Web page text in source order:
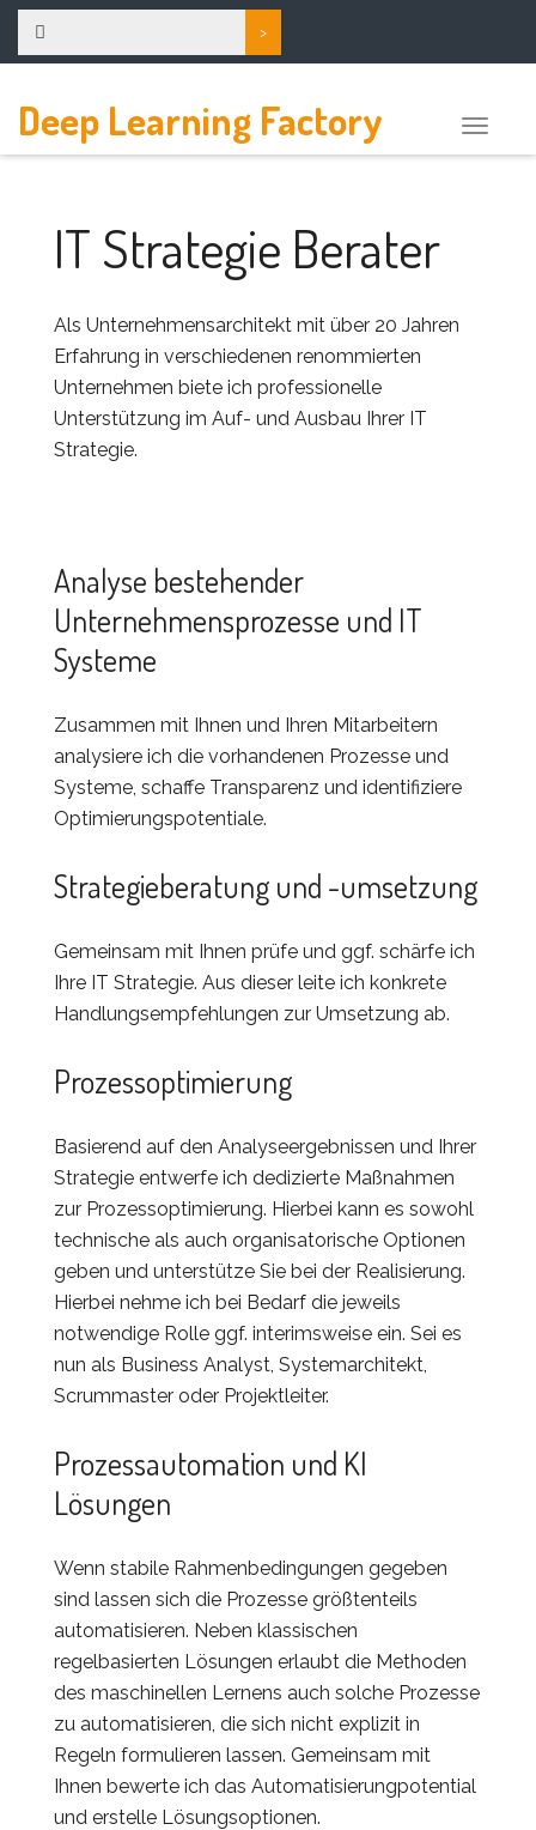
Toggle
Deep Learning Factory
IT Strategie Berater
Als Unternehmensarchitekt mit über 20 Jahren
Erfahrung in verschiedenen renommierten
Unternehmen biete ich professionelle
Unterstützung im Auf- und Ausbau Ihrer IT
Strategie.
Analyse bestehender
Unternehmensprozesse und IT
Systeme
Zusammen mit Ihnen und Ihren Mitarbeitern
analysiere ich die vorhandenen Prozesse und
Systeme, schaffe Transparenz und identifiziere
Optimierungspotentiale.
Strategieberatung und -umsetzung
Gemeinsam mit Ihnen prüfe und ggf. schärfe ich
Ihre IT Strategie. Aus dieser leite ich konkrete
Handlungsempfehlungen zur Umsetzung ab.
Prozessoptimierung
Basierend auf den Analyseergebnissen und Ihrer
Strategie entwerfe ich dedizierte Maßnahmen
zur Prozessoptimierung. Hierbei kann es sowohl
technische als auch organisatorische Optionen
geben und unterstütze Sie bei der Realisierung.
Hierbei nehme ich bei Bedarf die jeweils
notwendige Rolle ggf. interimsweise ein. Sei es
nun als Business Analyst, Systemarchitekt,
Scrummaster oder Projektleiter.
Prozessautomation und KI
Lösungen
Wenn stabile Rahmenbedingungen gegeben
sind lassen sich die Prozesse größtenteils
automatisieren. Neben klassischen
regelbasierten Lösungen erlaubt die Methoden
des maschinellen Lernens auch solche Prozesse
zu automatisieren, die sich nicht explizit in
Regeln formulieren lassen. Gemeinsam mit
Ihnen bewerte ich das Automatisierungpotential
und erstelle Lösungsoptionen.